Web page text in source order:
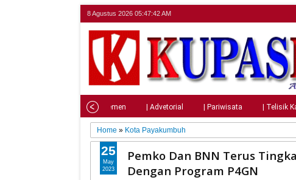
8 Agustus 2026 05:47:43 AM
| Parlemen | Advetorial | Pariwisata | Telisik
Home » Kota Payakumbuh
Pemko Dan BNN Terus
Dengan Program P4GN
25
May
2023